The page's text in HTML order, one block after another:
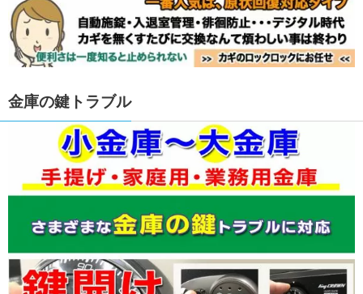
金庫の鍵トラブル